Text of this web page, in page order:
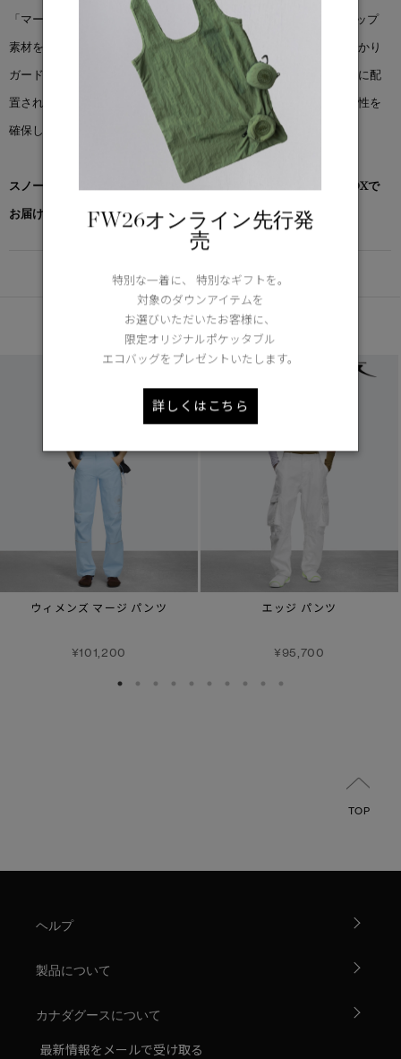
「マージ パンツ」は、耐久性のある3レイヤーナイロンリップストップ
素材を使用し、縫い目にはシームシール加工を施して風雨からしっかり
ガード。内側にメッシュライニングを備え、膝の立体裁断や戦略的に配
置されたレーザーカットのベンチレーションにより、快適さと通気性を
確保します。
スノーグース by カナダグース コレクション対象商品は、専用のBOXで
お届けいたします。
DETAIL
あなたへのおすすめ
ウィメンズ マージ パンツ
¥101,200
エッジ パンツ
¥95,700
TOP
ヘルプ
製品について
カナダグースについて
最新情報をメールで受け取る
FW26オンライン先行発
売
特別な一着に、 特別なギフトを。
対象のダウンアイテムを
お選びいただいたお客様に、
限定オリジナルポケッタブル
エコバッグをプレゼントいたします。
詳しくはこちら